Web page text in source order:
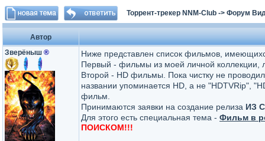
Торрент-трекер NNM-Club -> Форум
Автор
Зверёныш ®
Ниже представлен список фильмов,
Первый - фильмы из моей личной коллекции,
Второй - HD фильмы. Пока чистку не
названии упоминается HD, а не "HDTVRip",
фильм.
Принимаются заявки на создание релиза ИЗ
Для этого есть специальная тема - Фильм в
ПОИСКОМ!!!